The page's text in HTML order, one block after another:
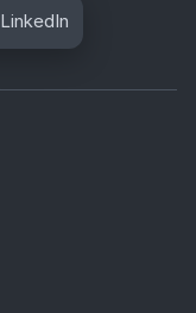
LinkedIn